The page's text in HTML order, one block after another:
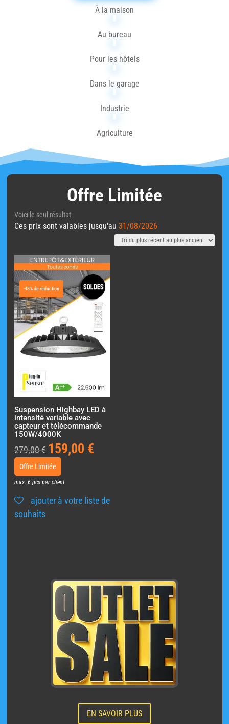
À la maison
Au bureau
Pour les hôtels
Dans le garage
Industrie
Agriculture
Offre Limitée
Voici le seul résultat
Ces prix sont valables jusqu'au 31/08/2026
-43% de réduction
Suspension Highbay LED à
intensité variable avec
capteur et télécommande
150W/4000K
279,00€ Le
prix
initial
était :
279,00 €.
159,00 €Le
159,00 €.
Offre Limitée
max. 6 pcs par client
ajouter à votre liste de
souhaits
EN SAVOIR PLUS